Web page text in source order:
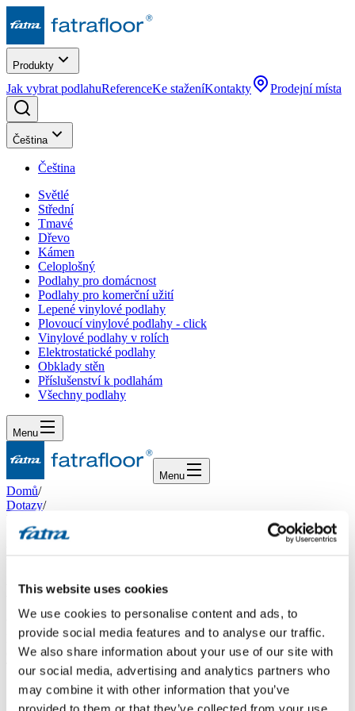
This website uses cookies
We use cookies to personalise content and ads, to
provide social media features and to analyse our traffic.
We also share information about your use of our site with
our social media, advertising and analytics partners who
may combine it with other information that you’ve
Produkty
Jak vybrat podlahuReferenceKe staženíKontakty Prodejní místa
Čeština
Čeština
Světlé
Střední
Tmavé
Dřevo
Kámen
Celoplošný
Podlahy pro domácnost
Podlahy pro komerční užití
Lepené vinylové podlahy
Plovoucí vinylové podlahy - click
Vinylové podlahy v rolích
Elektrostatické podlahy
Obklady stěn
Příslušenství k podlahám
Všechny podlahy
Menu
Menu
Domů/
Dotazy/
Dotaz
Vážení, potřebovala bych vědět, zda vinylová podlaha
FATRACLICK se nemusí lepit a jaká se dává protiparová a izilační
či vyrobnávací vrstva na stávající beton. . Konkrétně mám zájem o
TRAVERTIN světlý 620x450mm.Děkuji za odpověď.
Odpověď